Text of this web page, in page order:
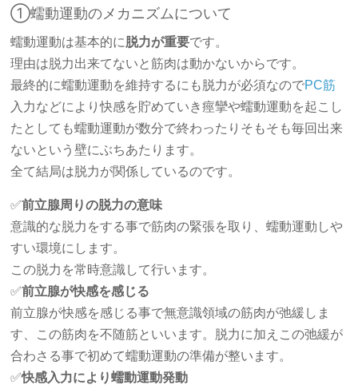
①蠕動運動のメカニズムについて
蠕動運動は基本的に脱力が重要です。
理由は脱力出来てないと筋肉は動かないからです。
最終的に蠕動運動を維持するにも脱力が必須なのでPC筋
入力などにより快感を貯めていき痙攣や蠕動運動を起こし
たとしても蠕動運動が数分で終わったりそもそも毎回出来
ないという壁にぶちあたります。
全て結局は脱力が関係しているのです。
✅前立腺周りの脱力の意味
意識的な脱力をする事で筋肉の緊張を取り、蠕動運動しや
すい環境にします。
この脱力を常時意識して行います。
✅前立腺が快感を感じる
前立腺が快感を感じる事で無意識領域の筋肉が弛緩しま
す、この筋肉を不随筋といいます。脱力に加えこの弛緩が
合わさる事で初めて蠕動運動の準備が整います。
✅快感入力により蠕動運動発動